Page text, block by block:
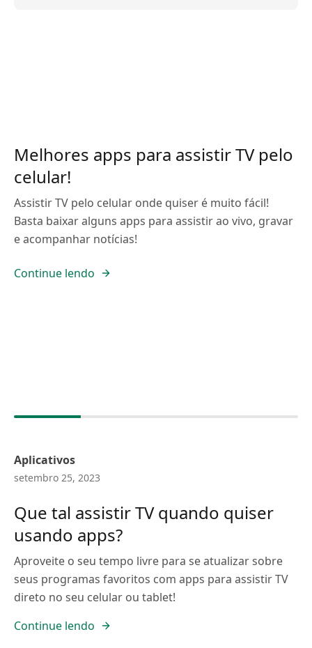
Melhores apps para assistir TV pelo
celular!
Assistir TV pelo celular onde quiser é muito fácil!
Basta baixar alguns apps para assistir ao vivo, gravar
e acompanhar notícias!
Continue lendo
Aplicativos
setembro 25, 2023
Que tal assistir TV quando quiser
usando apps?
Aproveite o seu tempo livre para se atualizar sobre
seus programas favoritos com apps para assistir TV
direto no seu celular ou tablet!
Continue lendo